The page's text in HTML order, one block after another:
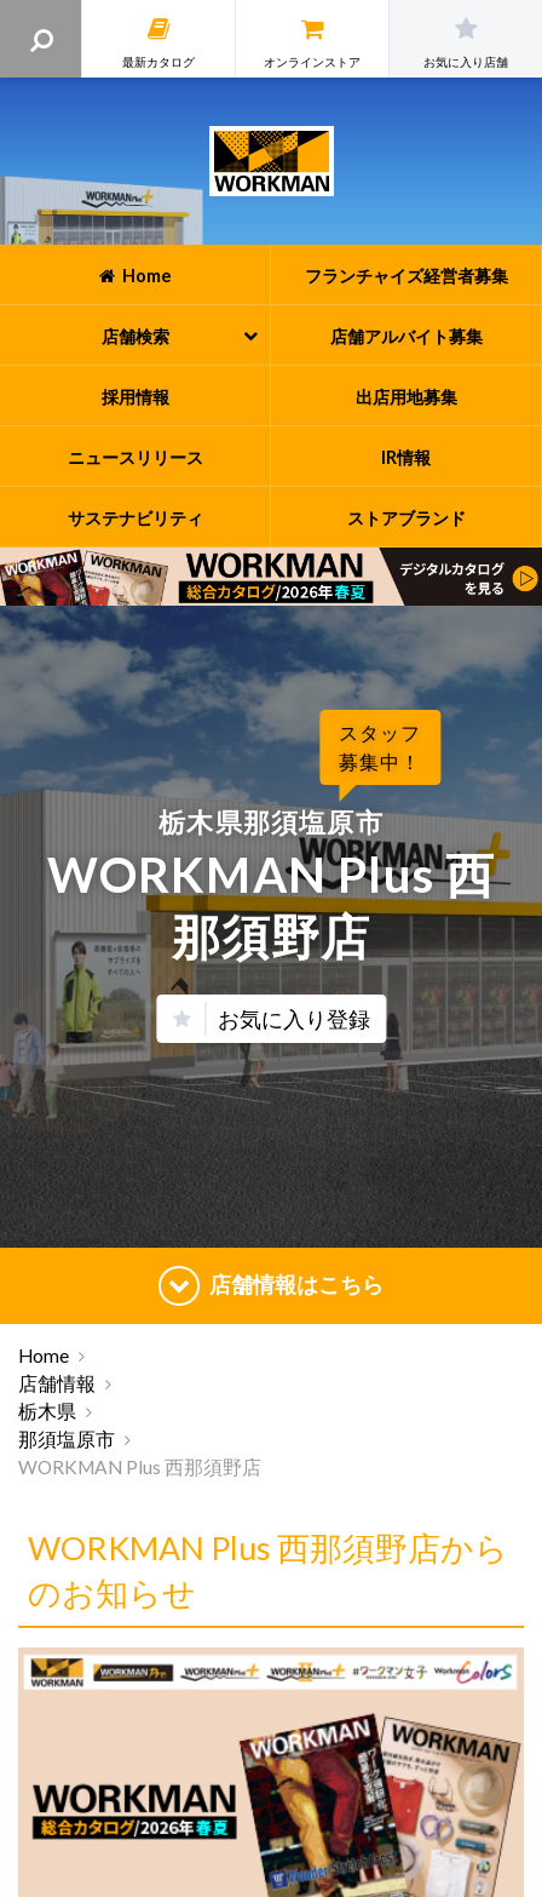
最新カタログ オンラインストア お気に入り店舗
Home フランチャイズ経営者募集
店舗検索 店舗アルバイト募集
採用情報 出店用地募集
ニュースリリース IR情報
サステナビリティ ストアブランド
スタッフ
募集中！
栃木県那須塩原市
WORKMAN Plus 西
那須野店
お気に入り登録
店舗情報はこちら
Home
店舗情報
栃木県
那須塩原市
WORKMAN Plus 西那須野店
WORKMAN Plus 西那須野店から
のお知らせ